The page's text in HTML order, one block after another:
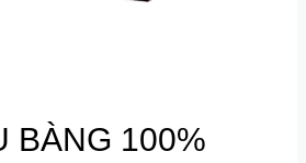
BÀNG 100%